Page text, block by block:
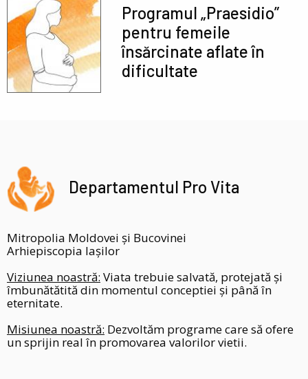
Programul „Praesidio”
pentru femeile
însărcinate aflate în
dificultate
Departamentul Pro Vita
Mitropolia Moldovei și Bucovinei
Arhiepiscopia Iașilor
Viziunea noastră: Viata trebuie salvată, protejată și
îmbunătătită din momentul conceptiei și până în
eternitate.
Misiunea noastră: Dezvoltăm programe care să ofere
un sprijin real în promovarea valorilor vietii.